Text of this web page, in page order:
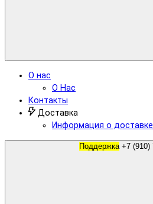
О нас
О Нас
Контакты
Доставка
Информация о доставке
Поддержка